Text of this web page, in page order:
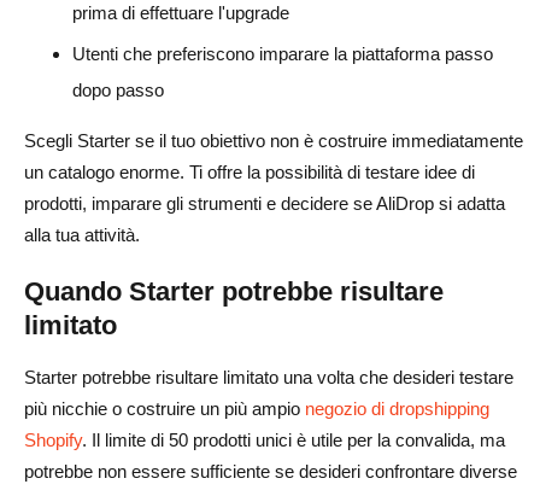
prima di effettuare l'upgrade
Utenti che preferiscono imparare la piattaforma passo
dopo passo
Scegli Starter se il tuo obiettivo non è costruire immediatamente
un catalogo enorme. Ti offre la possibilità di testare idee di
prodotti, imparare gli strumenti e decidere se AliDrop si adatta
alla tua attività.
Quando Starter potrebbe risultare
limitato
Starter potrebbe risultare limitato una volta che desideri testare
più nicchie o costruire un più ampio negozio di dropshipping
Shopify. Il limite di 50 prodotti unici è utile per la convalida, ma
potrebbe non essere sufficiente se desideri confrontare diverse